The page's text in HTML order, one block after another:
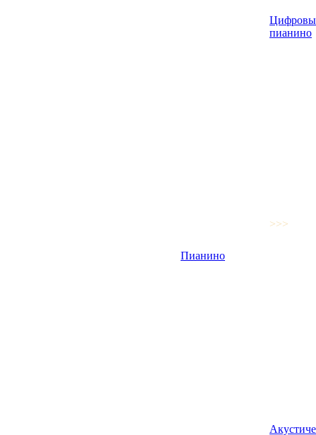
Пианино
пианино
>>>